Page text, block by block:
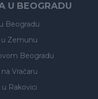
U BEOGRADU
u Beogradu
u Zemunu
Beogradu
na Vračaru
u Rakovici